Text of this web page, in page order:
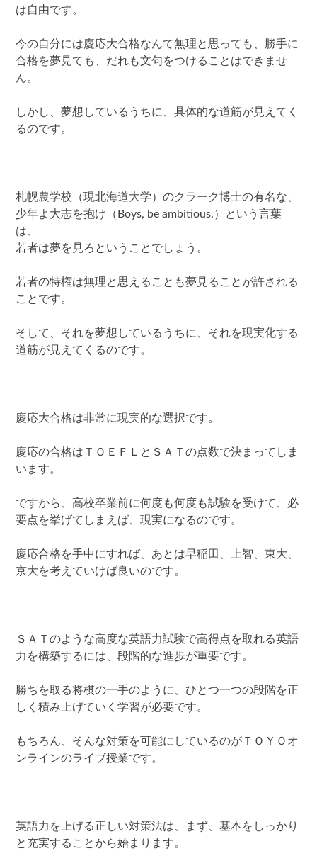
は自由です。
今の自分には慶応大合格なんて無理と思っても、勝手に
合格を夢見ても、だれも文句をつけることはできませ
ん。
しかし、夢想しているうちに、具体的な道筋が見えてく
るのです。
札幌農学校（現北海道大学）のクラーク博士の有名な、
少年よ大志を抱け（Boys, be ambitious.）という言葉
は、
若者は夢を見ろということでしょう。
若者の特権は無理と思えることも夢見ることが許される
ことです。
そして、それを夢想しているうちに、それを現実化する
道筋が見えてくるのです。
慶応大合格は非常に現実的な選択です。
慶応の合格はＴＯＥＦＬとＳＡＴの点数で決まってしま
います。
ですから、高校卒業前に何度も何度も試験を受けて、必
要点を挙げてしまえば、現実になるのです。
慶応合格を手中にすれば、あとは早稲田、上智、東大、
京大を考えていけば良いのです。
ＳＡＴのような高度な英語力試験で高得点を取れる英語
力を構築するには、段階的な進歩が重要です。
勝ちを取る将棋の一手のように、ひとつ一つの段階を正
しく積み上げていく学習が必要です。
もちろん、そんな対策を可能にしているのがＴＯＹＯオ
ンラインのライブ授業です。
英語力を上げる正しい対策法は、まず、基本をしっかり
と充実することから始まります。